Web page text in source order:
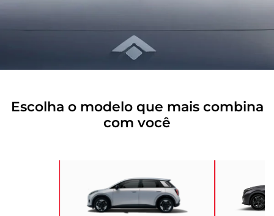
Escolha o modelo que mais combina
com você